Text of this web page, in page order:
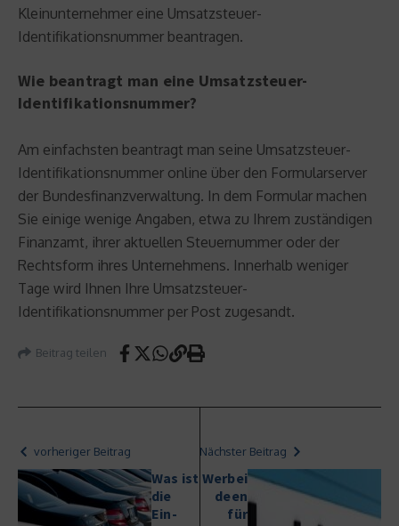
Kleinunternehmer eine Umsatzsteuer-
Identifikationsnummer beantragen.
Wie beantragt man eine Umsatzsteuer-
Identifikationsnummer?
Am einfachsten beantragt man seine Umsatzsteuer-
Identifikationsnummer online über den Formularserver
der Bundesfinanzverwaltung. In dem Formular machen
Sie einige wenige Angaben, etwa zu Ihrem zuständigen
Finanzamt, ihrer aktuellen Steuernummer oder der
Rechtsform ihres Unternehmens. Innerhalb weniger
Tage wird Ihnen Ihre Umsatzsteuer-
Identifikationsnummer per Post zugesandt.
Beitrag teilen
vorheriger Beitrag
Was ist
die
Ein-
Nächster Beitrag
Werbei
deen
für